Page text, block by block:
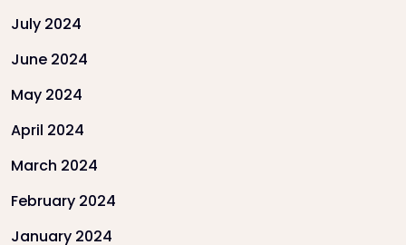
July 2024
June 2024
May 2024
April 2024
March 2024
February 2024
January 2024